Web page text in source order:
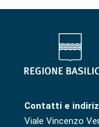
Contatti e
Viale Vincenzo